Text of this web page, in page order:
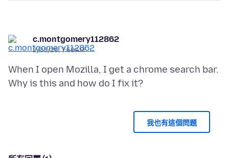
c.montgomery112862
2/23/26, 7:50 AM
When I open Mozilla, I get a chrome search bar.
我也有這個問題